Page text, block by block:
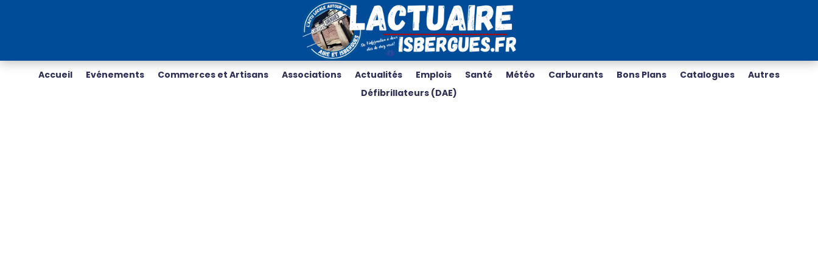
Accueil Evénements Commerces et Artisans Associations Actualités Emplois Santé Météo Carburants Bons Plans Catalogues
Autres
Défibrillateurs (DAE)